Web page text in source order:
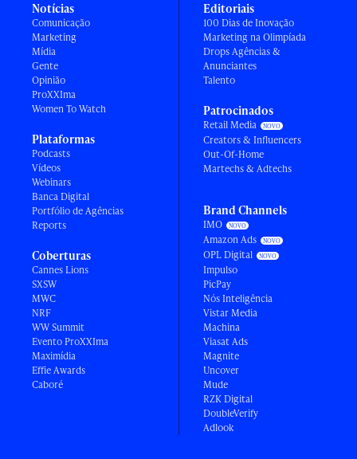
Notícias
Comunicação
Marketing
Mídia
Gente
Opinião
ProXXIma
Women To Watch
Plataformas
Podcasts
Vídeos
Webinars
Banca Digital
Portfólio de Agências
Reports
Coberturas
Cannes Lions
SXSW
MWC
NRF
WW Summit
Evento ProXXIma
Maximídia
Effie Awards
Caboré
Editoriais
100 Dias de Inovação
Marketing na Olimpíada
Drops Agências &
Anunciantes
Talento
Patrocinados
Retail Media
Creators & Influencers
Out-Of-Home
Martechs & Adtechs
Brand Channels
IMO
Amazon Ads
OPL Digital
Impulso
PicPay
Nós Inteligência
Vistar Media
Machina
Viasat Ads
Magnite
Uncover
Mude
RZK Digital
DoubleVerify
Adlook